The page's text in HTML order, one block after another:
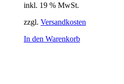
inkl. 19 % MwSt.
zzgl. Versandkosten
In den Warenkorb